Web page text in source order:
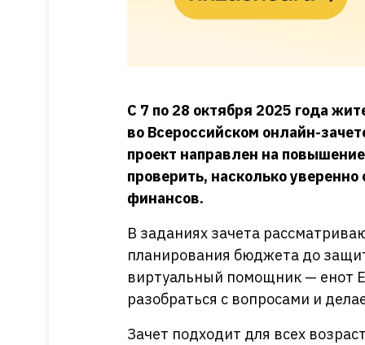
С 7 по 28 октября 2025 года
во Всероссийском онлайн-
проект направлен на
проверить, насколько
финансов.
В заданиях зачета
планирования бюджета до
виртуальный помощник — енот
разобраться с вопросами и
Зачет подходит для всех